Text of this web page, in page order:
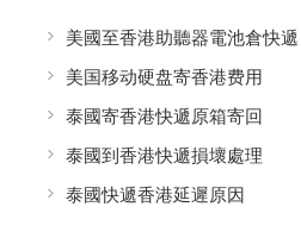
美國至香港助聽器電池倉快遞
美国移动硬盘寄香港费用
泰國寄香港快遞原箱寄回
泰國到香港快遞損壞處理
泰國快遞香港延遲原因